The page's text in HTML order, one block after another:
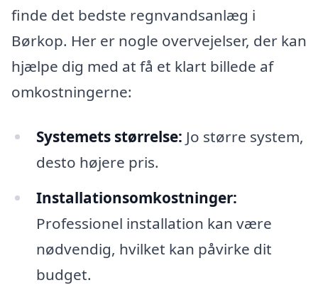
finde det bedste regnvandsanlæg i
Børkop. Her er nogle overvejelser, der kan
hjælpe dig med at få et klart billede af
omkostningerne:
Systemets størrelse: Jo større system,
desto højere pris.
Installationsomkostninger:
Professionel installation kan være
nødvendig, hvilket kan påvirke dit
budget.